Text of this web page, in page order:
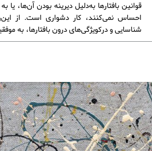
قوانین بافتارها به‌دلیل دیرینه بودن آن‌ها، یا
احساس نمی‌کنند، کار دشواری است. از
شناسایی و درکویژگی‌های درون بافتارها، به